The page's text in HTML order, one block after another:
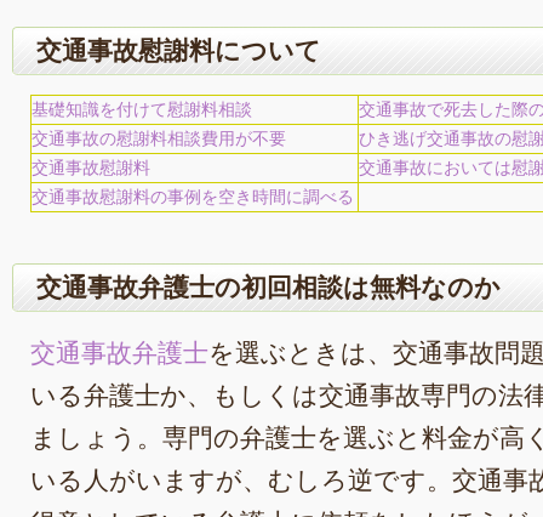
交通事故慰謝料について
基礎知識を付けて慰謝料相談
交通事故で死去した際
交通事故の慰謝料相談費用が不要
ひき逃げ交通事故の慰
交通事故慰謝料
交通事故においては慰
交通事故慰謝料の事例を空き時間に調べる
交通事故弁護士の初回相談は無料なのか
交通事故弁護士を選ぶときは、交通事故問
いる弁護士か、もしくは交通事故専門の法
ましょう。専門の弁護士を選ぶと料金が高
いる人がいますが、むしろ逆です。交通事